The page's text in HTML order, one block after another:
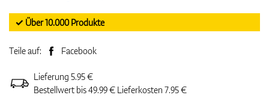
✓ Über 10.000 Produkte
Teile auf: Facebook
Lieferung 5.95 €
Bestellwert bis 49.99 € Lieferkosten 7.95 €